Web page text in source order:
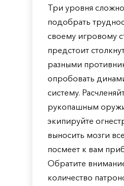
Три уровня
подобрать
своему игровому
предстоит
разными
опробовать
систему.
рукопашным
экипируйте
выносить мозги
посмеет к вам
Обратите
количество